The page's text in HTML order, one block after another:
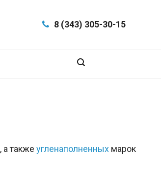
8 (343) 305-30-15
, а также угленаполненных марок